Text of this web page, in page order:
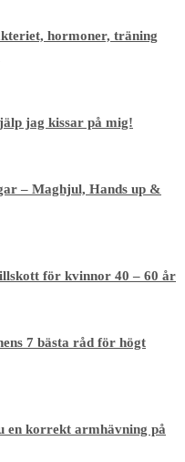
hormoner, träning
jag kissar på mig!
– Maghjul, Hands up &
för kvinnor 40 – 60 år
7 bästa råd för högt
en korrekt armhävning på